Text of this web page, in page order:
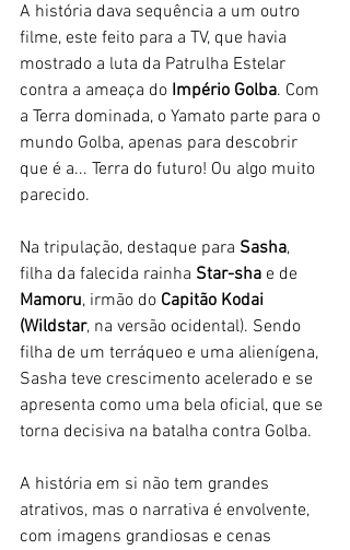
A história dava sequência a um outro
filme, este feito para a TV, que havia
mostrado a luta da Patrulha Estelar
contra a ameaça do Império Golba. Com
a Terra dominada, o Yamato parte para o
mundo Golba, apenas para descobrir
que é a... Terra do futuro! Ou algo muito
parecido.
Na tripulação, destaque para Sasha,
filha da falecida rainha Star-sha e de
Mamoru, irmão do Capitão Kodai
(Wildstar, na versão ocidental). Sendo
filha de um terráqueo e uma alienígena,
Sasha teve crescimento acelerado e se
apresenta como uma bela oficial, que se
torna decisiva na batalha contra Golba.
A história em si não tem grandes
atrativos, mas o narrativa é envolvente,
com imagens grandiosas e cenas